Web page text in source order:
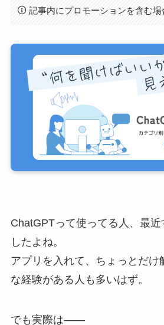
記事内にプロモーションを含む場
ChatGPTって使ってる人、最近
したよね。
アプリを入れて、ちょっとだ
な経験がある人も多いはず。
でも実際は――